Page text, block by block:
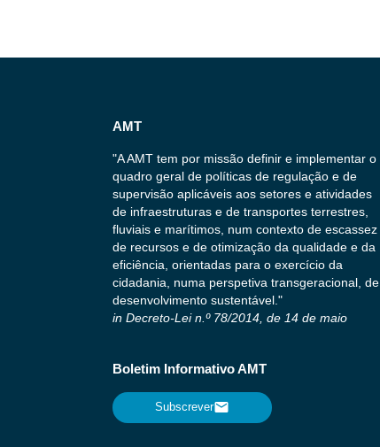
AMT
"A AMT tem por missão definir e implementar o
quadro geral de políticas de regulação e de
supervisão aplicáveis aos setores e atividades
de infraestruturas e de transportes terrestres,
fluviais e marítimos, num contexto de escassez
de recursos e de otimização da qualidade e da
eficiência, orientadas para o exercício da
cidadania, numa perspetiva transgeracional, de
desenvolvimento sustentável."
in Decreto-Lei n.º 78/2014, de 14 de maio
Boletim Informativo AMT
Subscrever